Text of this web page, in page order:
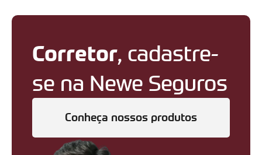
Corretor, cadastre-
se na Newe Seguros
Conheça nossos produtos